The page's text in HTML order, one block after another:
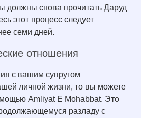
должны снова прочитать Даруд
этот процесс следует
семи дней.
отношения
с вашим супругом
личной жизни, то вы можете
Amliyat E Mohabbat. Это
разладу с